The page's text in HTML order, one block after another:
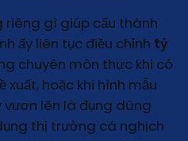
riêng gì giúp cấu thành
ấy liên tục điều chỉnh tỷ
chuyên môn thực khi có
hoặc khi hình mẫu
lên là đụng dũng
thị trường cá nghịch